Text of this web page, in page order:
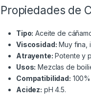
Propiedades de
Tipo: Aceite de
Viscosidad: Muy fina,
Atrayente: Potente y
Usos: Mezclas de
Compatibilidad:
Acidez: pH 4.5.